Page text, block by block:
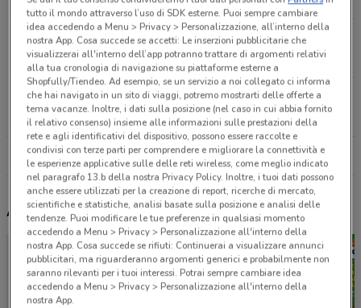
Viale Italia, 31 Brescia
11.7 km
CHIUSO
Via Mantova, 36 Lonato
25.2 km
CHIUSO
Tutti i negozi Sephora
Altri volantini nelle vicinanze
tutto il mondo attraverso l’uso di SDK esterne. Puoi sempre cambiare
idea accedendo a Menu > Privacy > Personalizzazione, all’interno della
nostra App. Cosa succede se accetti: Le inserzioni pubblicitarie che
visualizzerai all'interno dell’app potranno trattare di argomenti relativi
alla tua cronologia di navigazione su piattaforme esterne a
Shopfully/Tiendeo. Ad esempio, se un servizio a noi collegato ci informa
che hai navigato in un sito di viaggi, potremo mostrarti delle offerte a
tema vacanze. Inoltre, i dati sulla posizione (nel caso in cui abbia fornito
il relativo consenso) insieme alle informazioni sulle prestazioni della
rete e agli identificativi del dispositivo, possono essere raccolte e
condivisi con terze parti per comprendere e migliorare la connettività e
le esperienze applicative sulle delle reti wireless, come meglio indicato
nel paragrafo 13.b della nostra Privacy Policy. Inoltre, i tuoi dati possono
anche essere utilizzati per la creazione di report, ricerche di mercato,
scientifiche e statistiche, analisi basate sulla posizione e analisi delle
tendenze. Puoi modificare le tue preferenze in qualsiasi momento
accedendo a Menu > Privacy > Personalizzazione all'interno della
nostra App. Cosa succede se rifiuti: Continuerai a visualizzare annunci
pubblicitari, ma riguarderanno argomenti generici e probabilmente non
saranno rilevanti per i tuoi interessi. Potrai sempre cambiare idea
accedendo a Menu > Privacy > Personalizzazione all'interno della
nostra App.